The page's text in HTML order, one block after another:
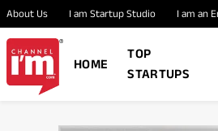
About Us I am Startup Studio I am an
HOME
TOP
STARTUPS